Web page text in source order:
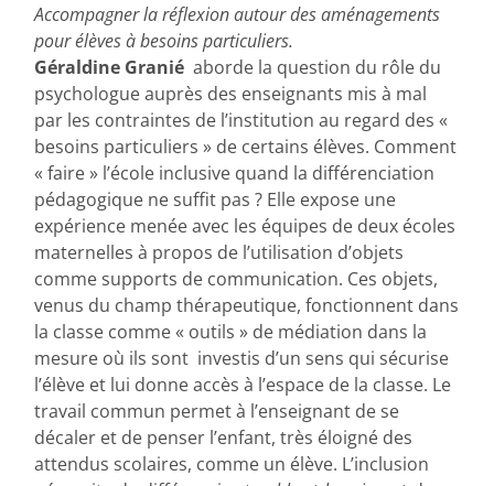
Accompagner la réflexion autour des aménagements
pour élèves à besoins particuliers.
Géraldine Granié aborde la question du rôle du
psychologue auprès des enseignants mis à mal
par les contraintes de l’institution au regard des «
besoins particuliers » de certains élèves. Comment
« faire » l’école inclusive quand la différenciation
pédagogique ne suffit pas ? Elle expose une
expérience menée avec les équipes de deux écoles
maternelles à propos de l’utilisation d’objets
comme supports de communication. Ces objets,
venus du champ thérapeutique, fonctionnent dans
la classe comme « outils » de médiation dans la
mesure où ils sont investis d’un sens qui sécurise
l’élève et lui donne accès à l’espace de la classe. Le
travail commun permet à l’enseignant de se
décaler et de penser l’enfant, très éloigné des
attendus scolaires, comme un élève. L’inclusion